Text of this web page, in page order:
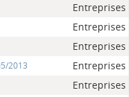
Entreprises
Entreprises
Entreprises
2013 Entreprises
Entreprises